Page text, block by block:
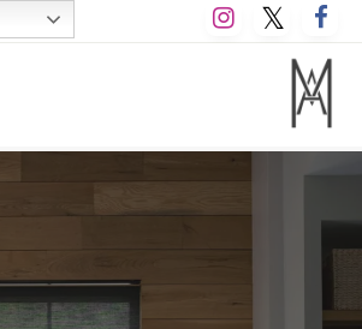
التخطي
إلى
المحتوى
M A hotels | إم ايه هوتيلز
الموقع الأول للعاملين في الفنادق في